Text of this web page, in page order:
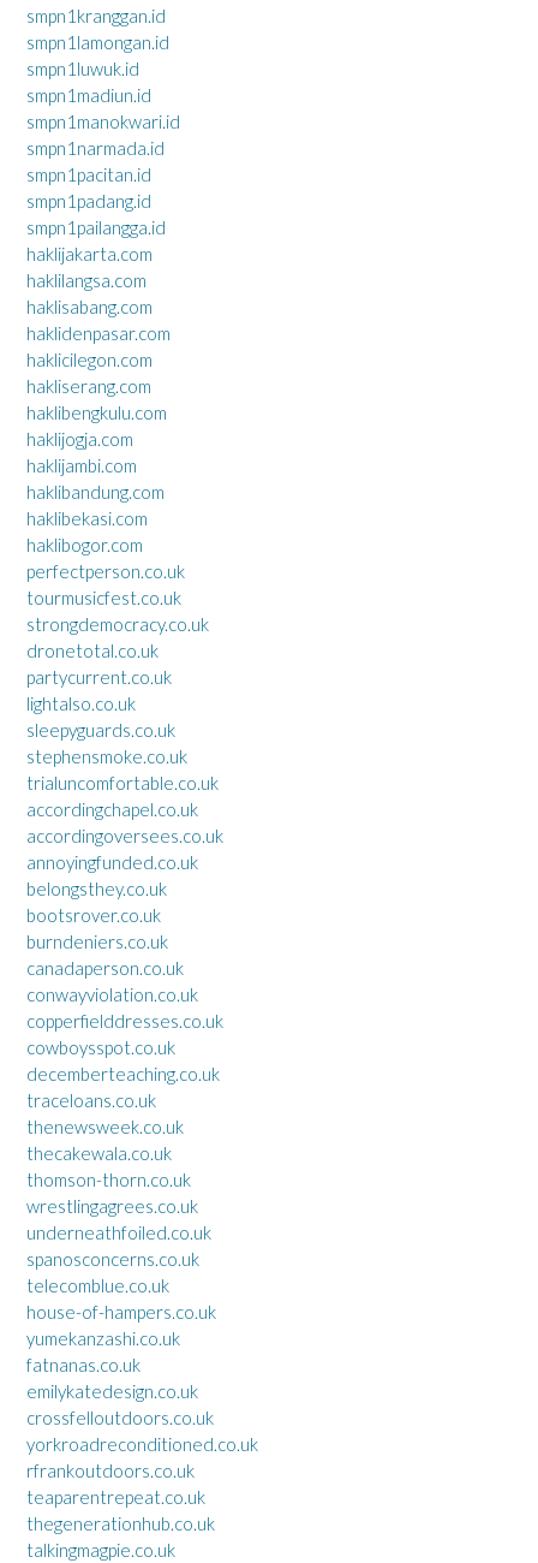
smpn1kranggan.id
smpn1lamongan.id
smpn1luwuk.id
smpn1madiun.id
smpn1manokwari.id
smpn1narmada.id
smpn1pacitan.id
smpn1padang.id
smpn1pailangga.id
haklijakarta.com
haklilangsa.com
haklisabang.com
haklidenpasar.com
haklicilegon.com
hakliserang.com
haklibengkulu.com
haklijogja.com
haklijambi.com
haklibandung.com
haklibekasi.com
haklibogor.com
perfectperson.co.uk
tourmusicfest.co.uk
strongdemocracy.co.uk
dronetotal.co.uk
partycurrent.co.uk
lightalso.co.uk
sleepyguards.co.uk
stephensmoke.co.uk
trialuncomfortable.co.uk
accordingchapel.co.uk
accordingoversees.co.uk
annoyingfunded.co.uk
belongsthey.co.uk
bootsrover.co.uk
burndeniers.co.uk
canadaperson.co.uk
conwayviolation.co.uk
copperfielddresses.co.uk
cowboysspot.co.uk
decemberteaching.co.uk
traceloans.co.uk
thenewsweek.co.uk
thecakewala.co.uk
thomson-thorn.co.uk
wrestlingagrees.co.uk
underneathfoiled.co.uk
spanosconcerns.co.uk
telecomblue.co.uk
house-of-hampers.co.uk
yumekanzashi.co.uk
fatnanas.co.uk
emilykatedesign.co.uk
crossfelloutdoors.co.uk
yorkroadreconditioned.co.uk
rfrankoutdoors.co.uk
teaparentrepeat.co.uk
thegenerationhub.co.uk
talkingmagpie.co.uk